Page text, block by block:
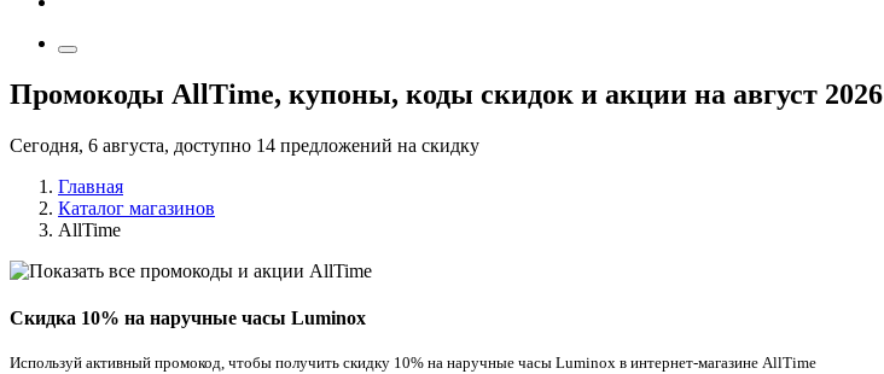
Промокоды AllTime, купоны, коды скидок и акции на август 2026
Сегодня, 6 августа, доступно 14 предложений на скидку
Главная
Каталог магазинов
AllTime
Скидка 10% на наручные часы Luminox
Используй активный промокод, чтобы получить скидку 10% на наручные часы Luminox в интернет-магазине AllTime